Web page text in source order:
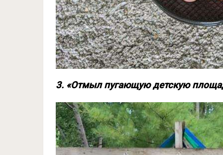
3. «Отмыл пугающую детскую